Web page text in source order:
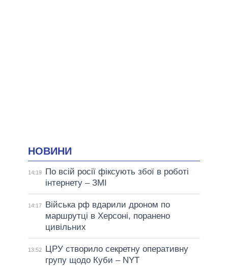
НОВИНИ
14:19
По всій росії фіксують збої в роботі
інтернету – ЗМІ
14:17
Війська рф вдарили дроном по
маршрутці в Херсоні, поранено
цивільних
13:52
ЦРУ створило секретну оперативну
групу щодо Куби – NYT